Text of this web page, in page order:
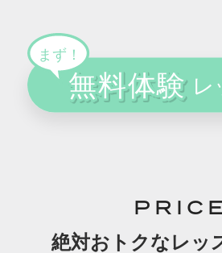
PRICE
絶対おトクなレッ